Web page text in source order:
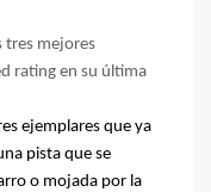
tres mejores
rating en su última
ejemplares que ya
pista que se
o mojada por la